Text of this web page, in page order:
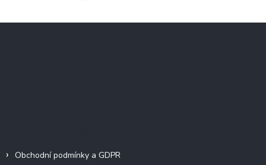
Obchodní podmínky a GDPR